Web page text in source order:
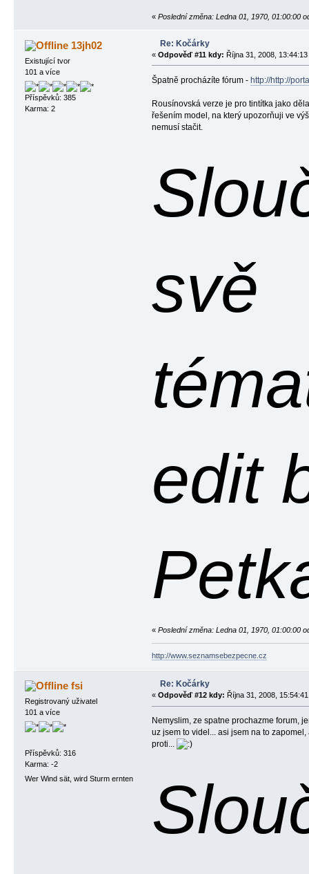
« Poslední změna: Ledna 01, 1970, 01:00:00
13jh02
Existující tvor
101 a více
Příspěvků: 385
Karma: 2
Re: Kočárky
« Odpověď #11 kdy: Října 31, 2008, 13:44:13
Špatně procházíte fórum - http://http://
Rousínovská verze je pro tintítka jako
řešením model, na který upozorňuji ve
nemusí stačit.
svě
edit
« Poslední změna: Ledna 01, 1970, 01:00:00
http://www.seznamsebezpecne.cz
fsi
Registrovaný uživatel
101 a více
Příspěvků: 316
Karma: -2
Wer Wind sät, wird Sturm ernten
Re: Kočárky
« Odpověď #12 kdy: Října 31, 2008,
Nemyslim, ze spatne prochazme forum,
uz jsem to videl... asi jsem na to
proti...